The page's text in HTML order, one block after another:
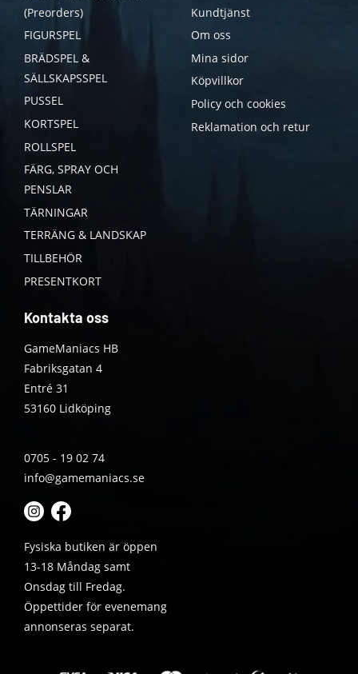
(Preorders)
FIGURSPEL
BRÄDSPEL &
SÄLLSKAPSSPEL
PUSSEL
KORTSPEL
ROLLSPEL
FÄRG, SPRAY OCH
PENSLAR
TÄRNINGAR
TERRÄNG & LANDSKAP
TILLBEHÖR
PRESENTKORT
Kundtjänst
Om oss
Mina sidor
Köpvillkor
Policy och cookies
Reklamation och retur
Kontakta oss
GameManiacs HB
Fabriksgatan 4
Entré 31
53160 Lidköping
0705 - 19 02 74
info@gamemaniacs.se
Fysiska butiken är öppen
13-18 Måndag samt
Onsdag till Fredag.
Öppettider för evenemang
annonseras separat.